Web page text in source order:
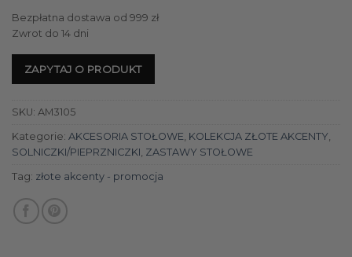
Bezpłatna dostawa od 999 zł
Zwrot do 14 dni
ZAPYTAJ O PRODUKT
SKU: AM3105
Kategorie: AKCESORIA STOŁOWE KOLEKCJA ZŁOTE AKCENTY
SOLNICZKI/PIEPRZNICZKI ZASTAWY STOŁOWE
Tag: złote akcenty - promocja